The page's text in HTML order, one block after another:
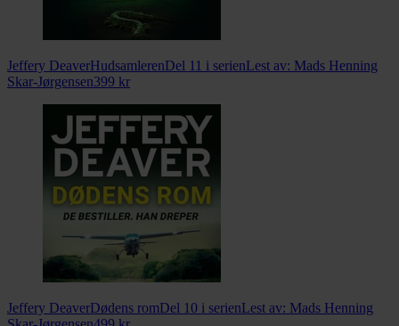
Jeffery DeaverHudsamlerenDel 11 i serienLest av: Mads Henning
Skar-Jørgensen399 kr
Jeffery DeaverDødens romDel 10 i serienLest av: Mads Henning